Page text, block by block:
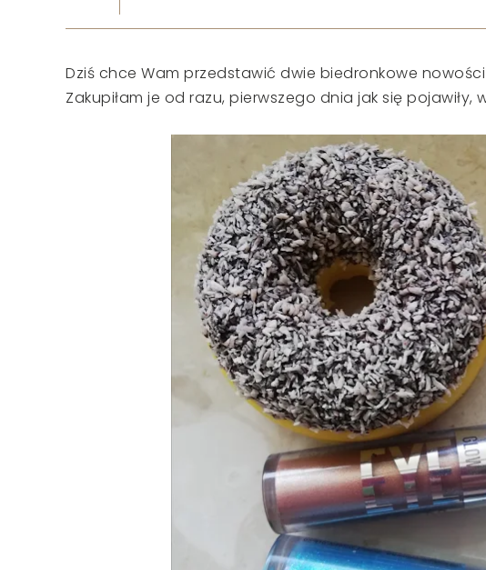
Dziś chce Wam przedstawić dwie biedronkowe nowości
Zakupiłam je od razu, pierwszego dnia jak się pojawiły,